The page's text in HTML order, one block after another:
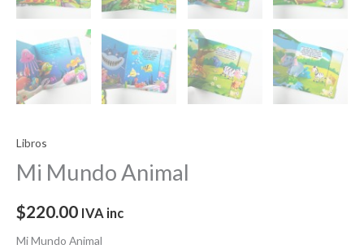
Libros
Mi Mundo Animal
$220.00 IVA inc
Mi Mundo Animal